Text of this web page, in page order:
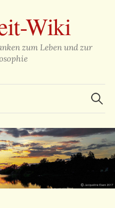
Wiki
zum Leben und zur
Suchen
nach: